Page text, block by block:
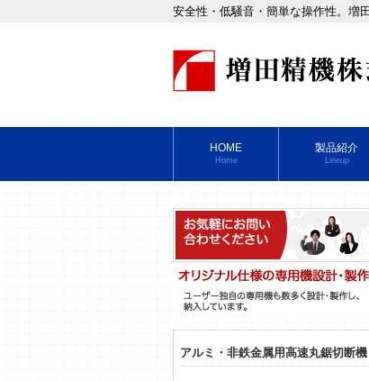
安全性・低騒音・簡単な操作性。増
HOME
Home
製品紹介
Lineup
アルミ・非鉄金属用高速丸鋸切断機